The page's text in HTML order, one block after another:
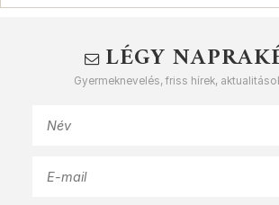
LÉGY
Gyermeknevelés, friss hírek,